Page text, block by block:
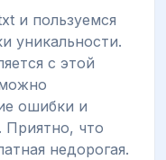
и пользуемся
уникальности.
с этой
ошибки и
Приятно, что
недорогая.